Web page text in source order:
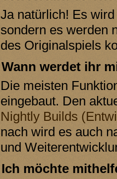
Ja natürlich! Es
sondern es werden
des Originalspiels
Wann werdet ihr
Die meisten
eingebaut. Den
Nightly Builds
nach wird es auch
und
Ich möchte